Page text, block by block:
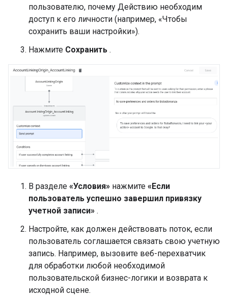
пользователю, почему Действию необходим
доступ к его личности (например, «Чтобы
сохранить ваши настройки»).
Нажмите Сохранить .
В разделе «Условия» нажмите «Если
пользователь успешно завершил привязку
учетной записи» .
Настройте, как должен действовать поток, если
пользователь соглашается связать свою учетную
запись. Например, вызовите веб-перехватчик
для обработки любой необходимой
пользовательской бизнес-логики и возврата к
исходной сцене.